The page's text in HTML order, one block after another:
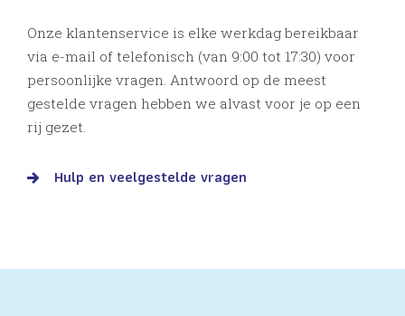
Onze klantenservice is elke werkdag bereikbaar
via e-mail of telefonisch (van 9:00 tot 17:30) voor
persoonlijke vragen. Antwoord op de meest
gestelde vragen hebben we alvast voor je op een
rij gezet.
Hulp en veelgestelde vragen